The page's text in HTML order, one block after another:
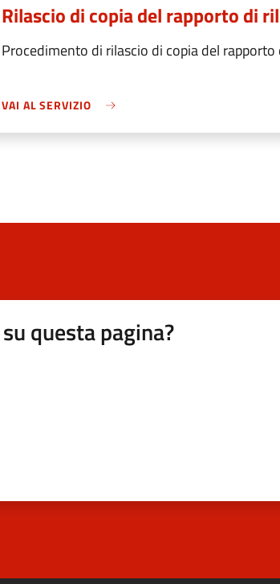
Rilascio di copia del rapporto di
Procedimento di rilascio di copia del
VAI AL SERVIZIO
questa pagina?